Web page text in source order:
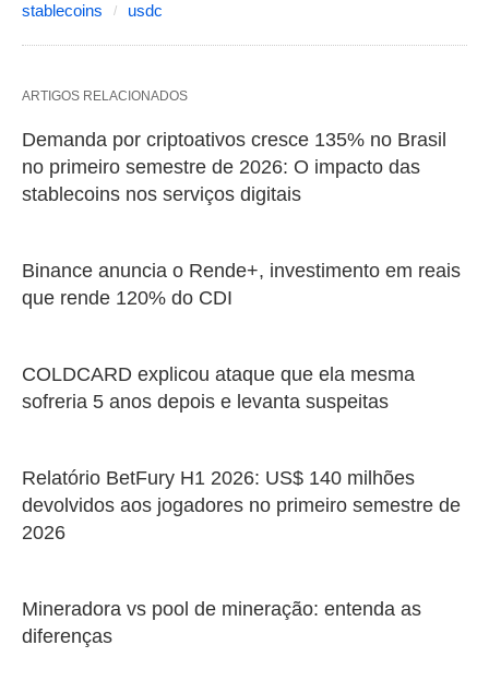
stablecoins
usdc
ARTIGOS RELACIONADOS
Demanda por criptoativos cresce 135% no Brasil
no primeiro semestre de 2026: O impacto das
stablecoins nos serviços digitais
Binance anuncia o Rende+, investimento em reais
que rende 120% do CDI
COLDCARD explicou ataque que ela mesma
sofreria 5 anos depois e levanta suspeitas
Relatório BetFury H1 2026: US$ 140 milhões
devolvidos aos jogadores no primeiro semestre de
2026
Mineradora vs pool de mineração: entenda as
diferenças